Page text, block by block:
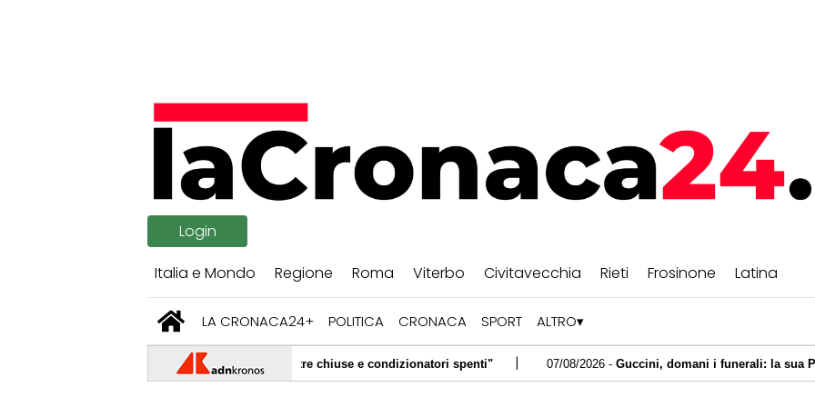
Login
Italia e Mondo
Regione Roma Viterbo Civitavecchia Rieti Frosinone Latina
LA CRONACA24+ POLITICA CRONACA SPORT ALTRO
industriale. L'Ausl: "Finestre chiuse e condizionatori spenti"| 07/08/2026 - Guccini, domani i funerali: la sua Pavana lo